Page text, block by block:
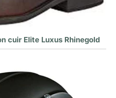
cuir Elite Luxus Rhinegold